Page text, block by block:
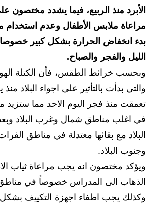
الاخبار
المدارس
نتائج الامتحانات
المرحلة
المرحلة
اسئلة وزارية
المرحلة
الأبرد منذ الربيع، فيما يشدد مختصون
مراعاة ملابس الأطفال وعدم استخدام
بدء انخفاض الحرارة بشكل كبير
الليل والفجر والصباح.
وبحسب خرائط الطقس، فأن الكتلة
والتي بدأت بالتأثير على اجواء البلاد
تعمقت منذ فجر اليوم الاحد مما ستزيد
في اغلب مناطق شمال وغرب البلاد
البلاد مع بقائها معتدلة في مناطق
وجنوب البلاد.
ويؤكد مختصون انه يجب مراعاة ثياب
الذهاب الى المدراس خصوصاً في مناطق
وكذلك يجب اطفاء اجهزة التكييف بشكل